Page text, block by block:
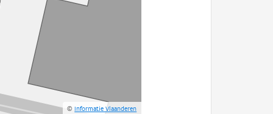
©Informatie Vlaanderen